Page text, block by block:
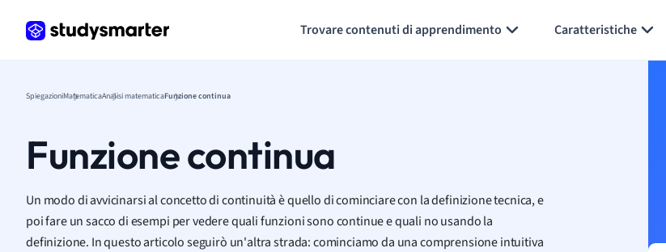
Trovare contenuti di apprendimento Caratteristiche
SpiegazioniMatematicaAnalisi matematicaFunzione continua
Funzione continua
Un modo di avvicinarsi al concetto di continuità è quello di cominciare con la definizione tecnica, e
poi fare un sacco di esempi per vedere quali funzioni sono continue e quali no usando la
definizione. In questo articolo seguirò un'altra strada: cominciamo da una comprensione intuitiva